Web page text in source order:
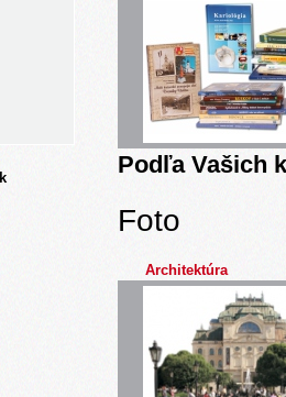
Podľa Vašich
Foto
Architektúra